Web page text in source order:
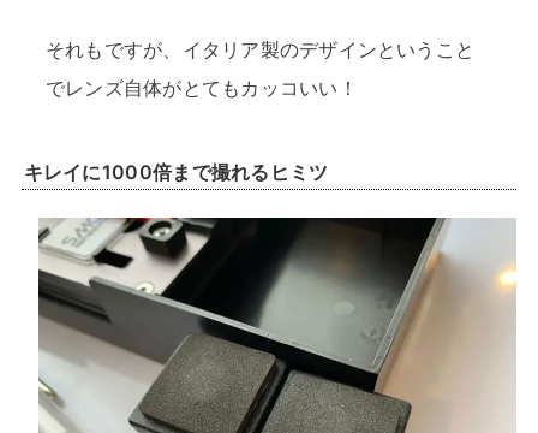
それもですが、イタリア製のデザインということ
でレンズ自体がとてもカッコいい！
キレイに1000倍まで撮れるヒミツ